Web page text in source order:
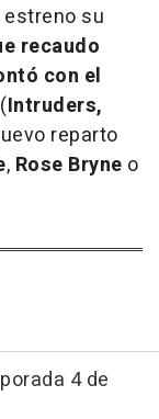
estreno su
recaudo
con el
(Intruders,
reparto
, Rose Bryne o
4 de